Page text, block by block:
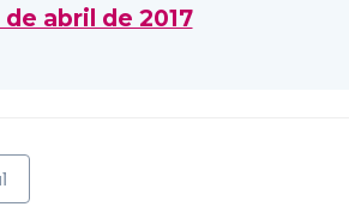
de abril de 2017